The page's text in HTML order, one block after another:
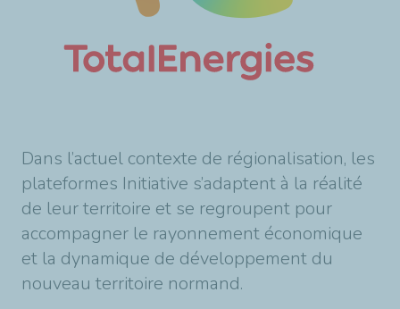
Dans l’actuel contexte de régionalisation, les
plateformes Initiative s’adaptent à la réalité
de leur territoire et se regroupent pour
accompagner le rayonnement économique
et la dynamique de développement du
nouveau territoire normand.